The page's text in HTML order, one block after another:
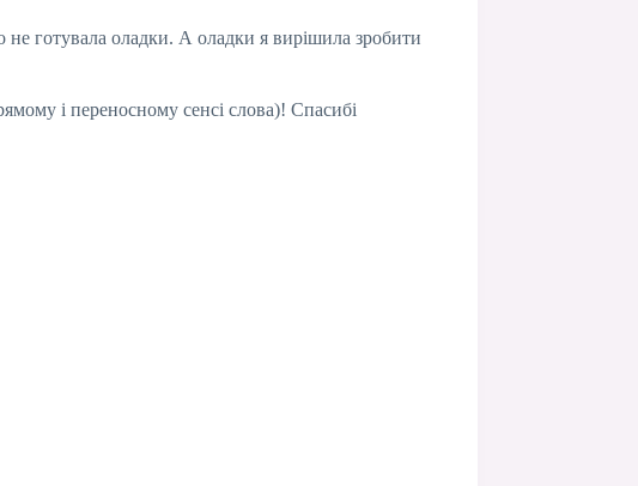
не готувала оладки. А оладки я вирішила зробити
і переносному сенсі слова)! Спасибі